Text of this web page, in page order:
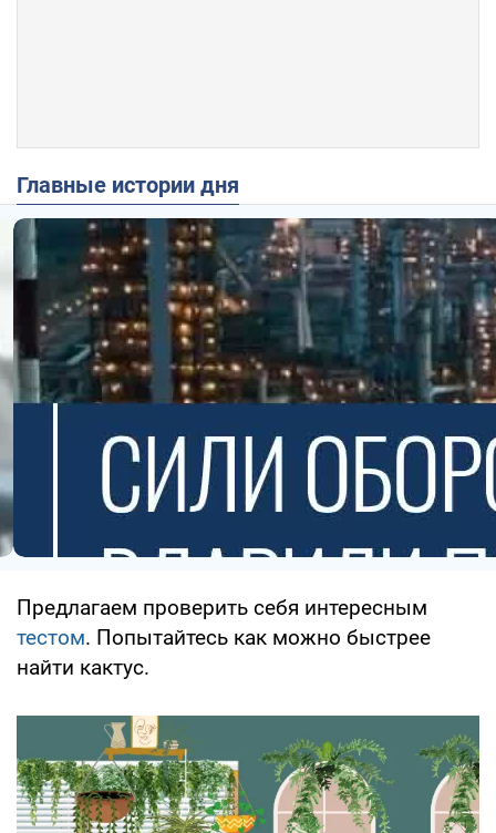
Главные истории дня
Предлагаем проверить себя интересным
тестом. Попытайтесь как можно быстрее
найти кактус.